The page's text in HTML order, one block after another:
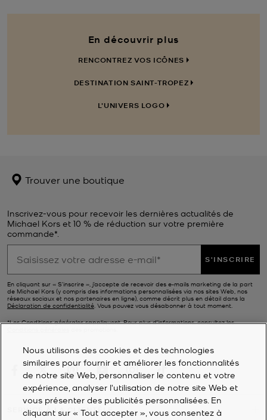
En découvrir plus
RENCONTREZ VOS ICÔNES
DESTINATION SAINT-TROPEZ
L’UNIVERS LOGO
Trouver une boutique
Inscrivez-vous pour recevoir les dernières actualités de
Michael Kors et 10 % de réduction sur votre première
commande*.
S'INSCRIRE
En cliquant sur « S’inscrire », j’accepte de recevoir des e-mails marketing de la part
de Michael Kors (y compris des informations personnalisées via nos sites Web, nos
réseaux sociaux et nos partenaires en ligne), comme décrit plus en détail dans la
Déclaration de confidentialité . Vous pouvez vous désabonner à tout moment.
*Les Conditions générales sappliquent. Pour plus d’informations, consultez les
SERVICE À LA CLIENTÈLE
Nous utilisons des cookies et des technologies
similaires pour fournir et améliorer les fonctionnalités
de notre site Web, personnaliser le contenu et votre
expérience, analyser l'utilisation de notre site Web et
vous présenter des publicités personnalisées. En
cliquant sur « Tout accepter », vous consentez à